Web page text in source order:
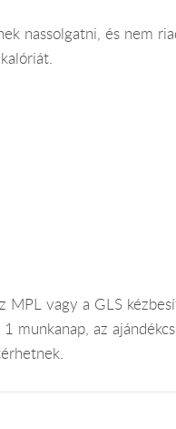
nassolgatni, és nem
MPL vagy a GLS
munkanap, az